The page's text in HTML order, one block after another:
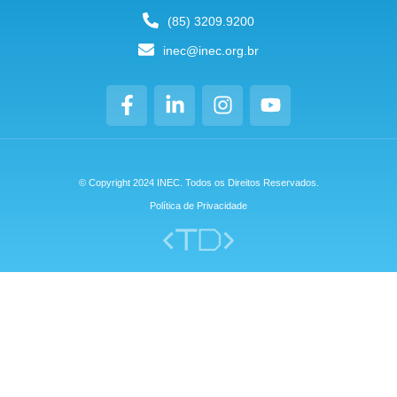
(85) 3209.9200
inec@inec.org.br
© Copyright 2024 INEC. Todos os Direitos Reservados.
Política de Privacidade